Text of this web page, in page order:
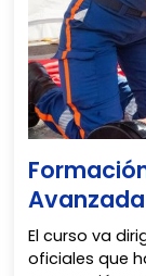
Avanzada
El curso va
oficiales que